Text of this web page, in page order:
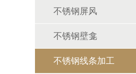
不锈钢屏风
不锈钢壁龛
不锈钢线条加工